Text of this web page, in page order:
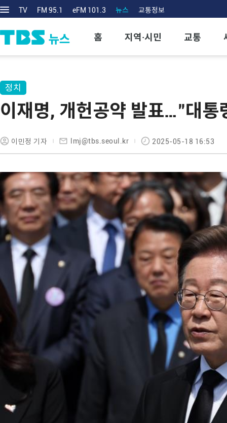
TV FM 95.1 eFM 101.3 뉴스 교통정보
홈 지역·시민 교통
정치
이재명, 개헌공약 발표…"대통
이민정 기자 lmj@tbs.seoul.kr 2025-05-18 16:53